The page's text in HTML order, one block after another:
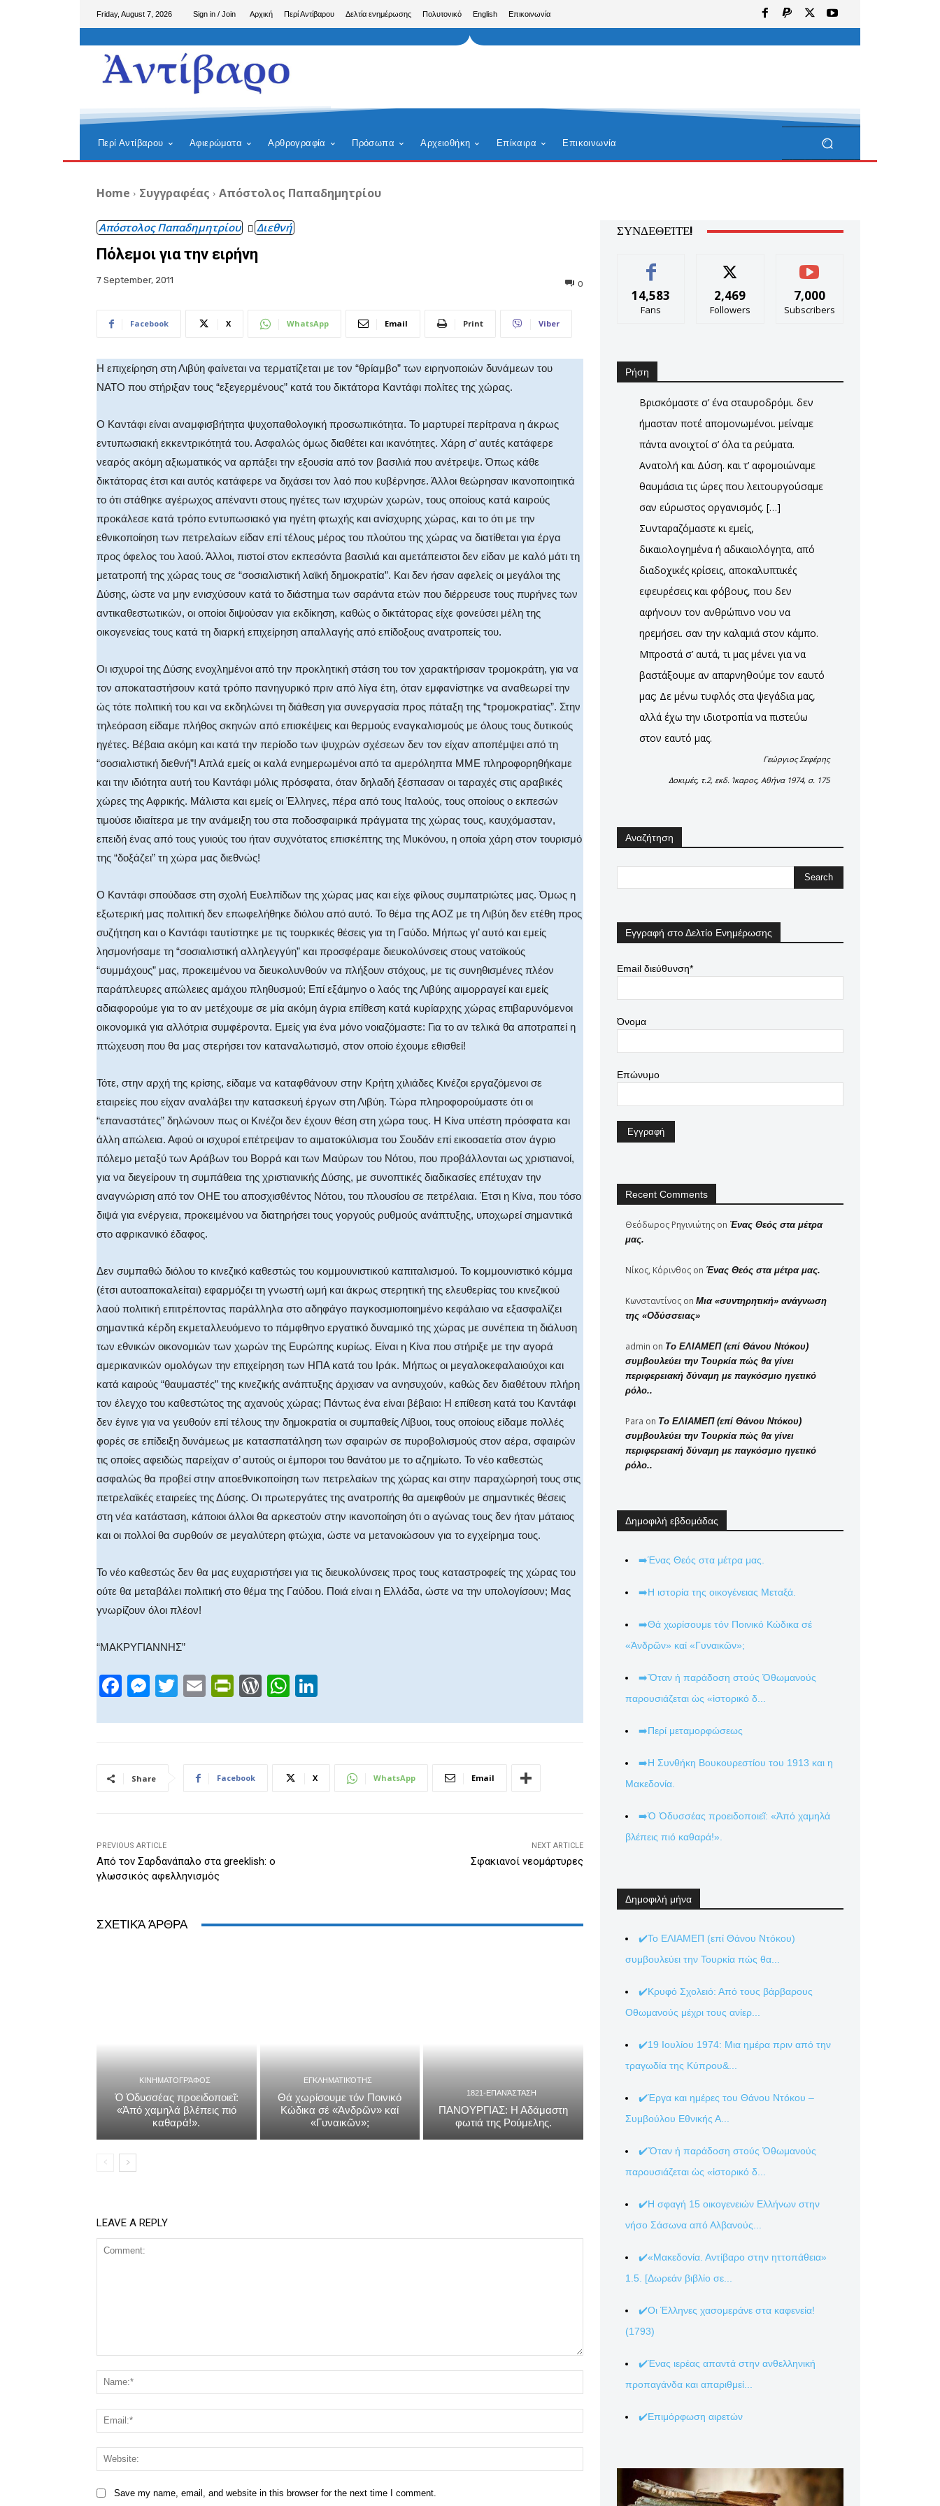
Friday, August 7, 2026 Sign in / Join Αρχική Περί Αντίβαρου Δελτία ενημέρωσης Πολυτονικό English Επικοινωνία
Περί Αντίβαρου Αφιερώματα Αρθρογραφία Πρόσωπα Αρχειοθήκη Επίκαιρα Επικοινωνία
Home Συγγραφέας Απόστολος Παπαδημητρίου
Απόστολος Παπαδημητρίου Διεθνή
Πόλεμοι για την ειρήνη
7 September, 2011 0
Facebook X WhatsApp Email Print Viber
Η επιχείρηση στη Λιβύη φαίνεται να τερματίζεται με τον “θρίαμβο” των ειρηνοποιών δυνάμεων του
ΝΑΤΟ που στήριξαν τους “εξεγερμένους” κατά του δικτάτορα Καντάφι πολίτες της χώρας.
Ο Καντάφι είναι αναμφισβήτητα ψυχοπαθολογική προσωπικότητα. Το μαρτυρεί περίτρανα η άκρως
εντυπωσιακή εκκεντρικότητά του. Ασφαλώς όμως διαθέτει και ικανότητες. Χάρη σ’ αυτές κατάφερε
νεαρός ακόμη αξιωματικός να αρπάξει την εξουσία από τον βασιλιά που ανέτρεψε. Όπως κάθε
δικτάτορας έτσι και αυτός κατάφερε να διχάσει τον λαό που κυβέρνησε. Άλλοι θεώρησαν ικανοποιητικά
το ότι στάθηκε αγέρωχος απέναντι στους ηγέτες των ισχυρών χωρών, τους οποίους κατά καιρούς
προκάλεσε κατά τρόπο εντυπωσιακό για ηγέτη φτωχής και ανίσχυρης χώρας, και το ότι με την
εθνικοποίηση των πετρελαίων είδαν επί τέλους μέρος του πλούτου της χώρας να διατίθεται για έργα
προς όφελος του λαού. Άλλοι, πιστοί στον εκπεσόντα βασιλιά και αμετάπειστοι δεν είδαν με καλό μάτι τη
μετατροπή της χώρας τους σε “σοσιαλιστική λαϊκή δημοκρατία”. Και δεν ήσαν αφελείς οι μεγάλοι της
Δύσης, ώστε να μην ενισχύσουν κατά το διάστημα των σαράντα ετών που διέρρευσε τους πυρήνες των
αντικαθεστωτικών, οι οποίοι διψούσαν για εκδίκηση, καθώς ο δικτάτορας είχε φονεύσει μέλη της
οικογενείας τους κατά τη διαρκή επιχείρηση απαλλαγής από επίδοξους ανατροπείς του.
Οι ισχυροί της Δύσης ενοχλημένοι από την προκλητική στάση του τον χαρακτήρισαν τρομοκράτη, για να
τον αποκαταστήσουν κατά τρόπο πανηγυρικό πριν από λίγα έτη, όταν εμφανίστηκε να αναθεωρεί την
ώς τότε πολιτική του και να εκδηλώνει τη διάθεση για συνεργασία προς πάταξη της “τρομοκρατίας”. Στην
τηλεόραση είδαμε πλήθος σκηνών από επισκέψεις και θερμούς εναγκαλισμούς με όλους τους δυτικούς
ηγέτες. Βέβαια ακόμη και κατά την περίοδο των ψυχρών σχέσεων δεν τον είχαν αποπέμψει από τη
“σοσιαλιστική διεθνή”! Απλά εμείς οι καλά ενημερωμένοι από τα αμερόληπτα ΜΜΕ πληροφορηθήκαμε
και την ιδιότητα αυτή του Καντάφι μόλις πρόσφατα, όταν δηλαδή ξέσπασαν οι ταραχές στις αραβικές
χώρες της Αφρικής. Μάλιστα και εμείς οι Έλληνες, πέρα από τους Ιταλούς, τους οποίους ο εκπεσών
τιμούσε ιδιαίτερα με την ανάμειξη του στα ποδοσφαιρικά πράγματα της χώρας τους, καυχόμασταν,
επειδή ένας από τους γυιούς του ήταν συχνότατος επισκέπτης της Μυκόνου, η οποία χάρη στον τουρισμό
της “δοξάζει” τη χώρα μας διεθνώς!
Ο Καντάφι σπούδασε στη σχολή Ευελπίδων της χώρας μας και είχε φίλους συμπατριώτες μας. Όμως η
εξωτερική μας πολιτική δεν επωφελήθηκε διόλου από αυτό. Το θέμα της ΑΟΖ με τη Λιβύη δεν ετέθη προς
συζήτηση και ο Καντάφι ταυτίστηκε με τις τουρκικές θέσεις για τη Γαύδο. Μήπως γι’ αυτό και εμείς
λησμονήσαμε τη “σοσιαλιστική αλληλεγγύη” και προσφέραμε διευκολύνσεις στους νατοϊκούς
“συμμάχους” μας, προκειμένου να διευκολυνθούν να πλήξουν στόχους, με τις συνηθισμένες πλέον
παράπλευρες απώλειες αμάχου πληθυσμού; Επί εξάμηνο ο λαός της Λιβύης αιμορραγεί και εμείς
αδιαφορούμε για το αν μετέχουμε σε μία ακόμη άγρια επίθεση κατά κυρίαρχης χώρας επιβαρυνόμενοι
οικονομικά για αλλότρια συμφέροντα. Εμείς για ένα μόνο νοιαζόμαστε: Για το αν τελικά θα αποτραπεί η
πτώχευση που θα μας στερήσει τον καταναλωτισμό, στον οποίο έχουμε εθισθεί!
Τότε, στην αρχή της κρίσης, είδαμε να καταφθάνουν στην Κρήτη χιλιάδες Κινέζοι εργαζόμενοι σε
εταιρείες που είχαν αναλάβει την κατασκευή έργων στη Λιβύη. Τώρα πληροφορούμαστε ότι οι
“επαναστάτες” δηλώνουν πως οι Κινέζοι δεν έχουν θέση στη χώρα τους. Η Κίνα υπέστη πρόσφατα και
άλλη απώλεια. Αφού οι ισχυροί επέτρεψαν το αιματοκύλισμα του Σουδάν επί εικοσαετία στον άγριο
πόλεμο μεταξύ των Αράβων του Βορρά και των Μαύρων του Νότου, που προβάλλονται ως χριστιανοί,
για να διεγείρουν τη συμπάθεια της χριστιανικής Δύσης, με συνοπτικές διαδικασίες επέτυχαν την
αναγνώριση από τον ΟΗΕ του αποσχισθέντος Νότου, του πλουσίου σε πετρέλαια. Έτσι η Κίνα, που τόσο
διψά για ενέργεια, προκειμένου να διατηρήσει τους γοργούς ρυθμούς ανάπτυξης, υποχωρεί σημαντικά
στο αφρικανικό έδαφος.
Δεν συμπαθώ διόλου το κινεζικό καθεστώς του κομμουνιστικού καπιταλισμού. Το κομμουνιστικό κόμμα
(έτσι αυτοαποκαλείται) εφαρμόζει τη γνωστή ωμή και άκρως στερητική της ελευθερίας του κινεζικού
λαού πολιτική επιτρέποντας παράλληλα στο αδηφάγο παγκοσμιοποιημένο κεφάλαιο να εξασφαλίζει
σημαντικά κέρδη εκμεταλλευόμενο το πάμφθηνο εργατικό δυναμικό της χώρας με συνέπεια τη διάλυση
των εθνικών οικονομιών των χωρών της Ευρώπης κυρίως. Είναι η Κίνα που στήριξε με την αγορά
αμερικανικών ομολόγων την επιχείρηση των ΗΠΑ κατά του Ιράκ. Μήπως οι μεγαλοκεφαλαιούχοι και
κατά καιρούς “θαυμαστές” της κινεζικής ανάπτυξης άρχισαν να ανησυχούν, καθώς δεν διαθέτουν πλήρη
τον έλεγχο του καθεστώτος της αχανούς χώρας; Πάντως ένα είναι βέβαιο: Η επίθεση κατά του Καντάφι
δεν έγινε για να γευθούν επί τέλους την δημοκρατία οι συμπαθείς Λίβυοι, τους οποίους είδαμε πολλές
φορές σε επίδειξη δυνάμεως με κατασπατάληση των σφαιρών σε πυροβολισμούς στον αέρα, σφαιρών
τις οποίες αφειδώς παρείχαν σ’ αυτούς οι έμποροι του θανάτου με το αζημίωτο. Το νέο καθεστώς
ασφαλώς θα προβεί στην αποεθνικοποίηση των πετρελαίων της χώρας και στην παραχώρησή τους στις
πετρελαϊκές εταιρείες της Δύσης. Οι πρωτεργάτες της ανατροπής θα αμειφθούν με σημαντικές θέσεις
στη νέα κατάσταση, κάποιοι άλλοι θα αρκεστούν στην ικανοποίηση ότι ο αγώνας τους δεν ήταν μάταιος
και οι πολλοί θα συρθούν σε μεγαλύτερη φτώχια, ώστε να μετανοιώσουν για το εγχείρημα τους.
Το νέο καθεστώς δεν θα μας ευχαριστήσει για τις διευκολύνσεις προς τους καταστροφείς της χώρας του
ούτε θα μεταβάλει πολιτική στο θέμα της Γαύδου. Ποιά είναι η Ελλάδα, ώστε να την υπολογίσουν; Μας
γνωρίζουν όλοι πλέον!
“ΜΑΚΡΥΓΙΑΝΝΗΣ”
F
c
b
k
M
ss
n
T
tt
E
ail
Pr
tF
e
W
d
W
at
A
k
Share Facebook X WhatsApp Email
PREVIOUS ARTICLE
Από τον Σαρδανάπαλο στα greeklish: ο
γλωσσικός αφελληνισμός
NEXT ARTICLE
Σφακιανοί νεομάρτυρες
ΣΧΕΤΙΚΆ ΆΡΘΡΑ
ΚΙΝΗΜΑΤΟΓΡΆΦΟΣ
Ὁ Ὀδυσσέας προειδοποιεῖ:
«Ἀπό χαμηλά βλέπεις πιό
καθαρά!».
ΕΓΚΛΗΜΑΤΙΚΌΤΗΣ
Θά χωρίσουμε τόν Ποινικό
Κώδικα σέ «Ἀνδρῶν» καί
«Γυναικῶν»;
1821-ΕΠΑΝΆΣΤΑΣΗ
ΠΑΝΟΥΡΓΙΑΣ: Η Αδάμαστη
φωτιά της Ρούμελης.
LEAVE A REPLY
Save my name, email, and website in this browser for the next time I comment.
ΣΥΝΔΕΘΕΊΤΕ!
14,583
Fans
2,469
Followers
7,000
Subscribers
Ρήση
Βρισκόμαστε σ’ ένα σταυροδρόμι. δεν
ήμασταν ποτέ απομονωμένοι. μείναμε
πάντα ανοιχτοί σ’ όλα τα ρεύματα.
Ανατολή και Δύση. και τ’ αφομοιώναμε
θαυμάσια τις ώρες που λειτουργούσαμε
σαν εύρωστος οργανισμός. […]
Συνταραζόμαστε κι εμείς,
δικαιολογημένα ή αδικαιολόγητα, από
διαδοχικές κρίσεις, αποκαλυπτικές
εφευρέσεις και φόβους, που δεν
αφήνουν τον ανθρώπινο νου να
ηρεμήσει. σαν την καλαμιά στον κάμπο.
Μπροστά σ’ αυτά, τι μας μένει για να
βαστάξουμε αν απαρνηθούμε τον εαυτό
μας; Δε μένω τυφλός στα ψεγάδια μας,
αλλά έχω την ιδιοτροπία να πιστεύω
στον εαυτό μας.
Γεώργιος Σεφέρης
Δοκιμές, τ.2, εκδ. Ίκαρος, Αθήνα 1974, σ. 175
Αναζήτηση
Εγγραφή στο Δελτίο Ενημέρωσης
Email διεύθυνση*
Όνομα
Επώνυμο
Recent Comments
Θεόδωρος Ρηγινιώτης on Ένας Θεός στα μέτρα
μας.
Νίκος, Κόρινθος on Ένας Θεός στα μέτρα μας.
Κωνσταντίνος on Μια «συντηρητική» ανάγνωση
της «Οδύσσειας»
admin on Το ΕΛΙΑΜΕΠ (επί Θάνου Ντόκου)
συμβουλεύει την Τουρκία πώς θα γίνει
περιφερειακή δύναμη με παγκόσμιο ηγετικό
ρόλο..
Para on Το ΕΛΙΑΜΕΠ (επί Θάνου Ντόκου)
συμβουλεύει την Τουρκία πώς θα γίνει
περιφερειακή δύναμη με παγκόσμιο ηγετικό
ρόλο..
Δημοφιλή εβδομάδας
➡️Ένας Θεός στα μέτρα μας.
➡️Η ιστορία της οικογένειας Μεταξά.
➡️Θά χωρίσουμε τόν Ποινικό Κώδικα σέ
«Ἀνδρῶν» καί «Γυναικῶν»;
➡️Ὅταν ἡ παράδοση στούς Ὀθωμανούς
παρουσιάζεται ὡς «ἱστορικό δ...
➡️Περί μεταμορφώσεως
➡️Η Συνθήκη Βουκουρεστίου του 1913 και η
Μακεδονία.
➡️Ὁ Ὀδυσσέας προειδοποιεῖ: «Ἀπό χαμηλά
βλέπεις πιό καθαρά!».
Δημοφιλή μήνα
✔️Το ΕΛΙΑΜΕΠ (επί Θάνου Ντόκου)
συμβουλεύει την Τουρκία πώς θα...
✔️Κρυφό Σχολειό: Από τους βάρβαρους
Οθωμανούς μέχρι τους ανίερ...
✔️19 Ιουλίου 1974: Μια ημέρα πριν από την
τραγωδία της Κύπρου&...
✔️Έργα και ημέρες του Θάνου Ντόκου –
Συμβούλου Εθνικής Α...
✔️Ὅταν ἡ παράδοση στούς Ὀθωμανούς
παρουσιάζεται ὡς «ἱστορικό δ...
✔️Η σφαγή 15 οικογενειών Ελλήνων στην
νήσο Σάσωνα από Αλβανούς...
✔️«Μακεδονία. Αντίβαρο στην ηττοπάθεια»
1.5. [Δωρεάν βιβλίο σε...
✔️Οι Έλληνες χασομεράνε στα καφενεία!
(1793)
✔️Ένας ιερέας απαντά στην ανθελληνική
προπαγάνδα και απαριθμεί...
✔️Επιμόρφωση αιρετών